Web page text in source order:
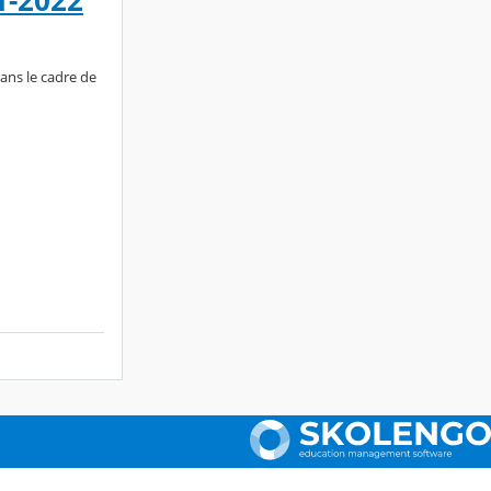
le cadre de